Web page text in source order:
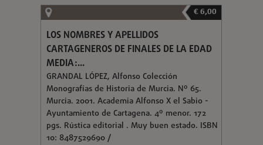
€ 6,00
LOS NOMBRES Y APELLIDOS
CARTAGENEROS DE FINALES DE LA EDAD
MEDIA:...
GRANDAL LÓPEZ, Alfonso Colección
Monografías de Historia de Murcia. Nº 65.
Murcia. 2001. Academia Alfonso X el Sabio -
Ayuntamiento de Cartagena. 4º menor. 172
pgs. Rústica editorial . Muy buen estado. ISBN
10: 8487529690 /